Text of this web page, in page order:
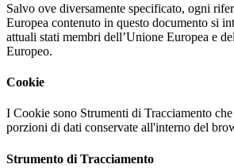
Salvo ove diversamente specificato, ogni
Europea contenuto in questo documento si
attuali stati membri dell’Unione Europea e
Europeo.
Cookie
I Cookie sono Strumenti di Tracciamento
porzioni di dati conservate all'interno del
Strumento di Tracciamento